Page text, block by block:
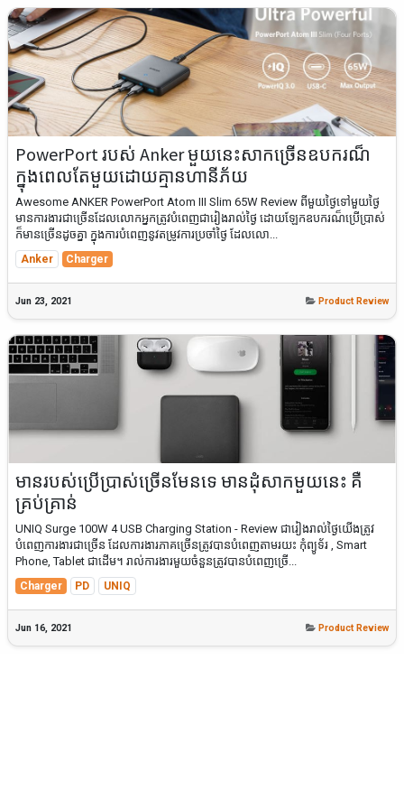
PowerPort របស់ Anker មួយនេះសាកច្រើនឧបករណ៏
ក្នុងពេលតែមួយដោយគ្មានហានីភ័យ
Awesome ANKER PowerPort Atom III Slim 65W Review ពីមួយថ្ងៃទៅមួយថ្ងៃ
មានការងារជាច្រើនដែលលោកអ្នកត្រូវបំពេញជារៀងរាល់ថ្ងៃ ដោយឡែកឧបករណ៏ប្រើប្រាស់
ក៏មានច្រើនដូចគ្នា ក្នុងការបំពេញនូវតម្រូវការប្រចាំថ្ងៃ ដែលលោ...
Anker Charger
Jun 23, 2021 Product Review
មានរបស់ប្រើប្រាស់ច្រើនមែនទេ មានដុំសាកមួយនេះ គឺ
គ្រប់គ្រាន់
UNIQ Surge 100W 4 USB Charging Station - Review ជារៀងរាល់ថ្ងៃយើងត្រូវ
បំពេញការងារជាច្រើន ដែលការងារភាគច្រើនត្រូវបានបំពេញតាមរយះ កុំព្យូទ័រ , Smart
Phone, Tablet ជាដើម។ រាល់ការងារមួយចំនួនត្រូវបានបំពេញច្រើ...
Charger PD UNIQ
Jun 16, 2021 Product Review